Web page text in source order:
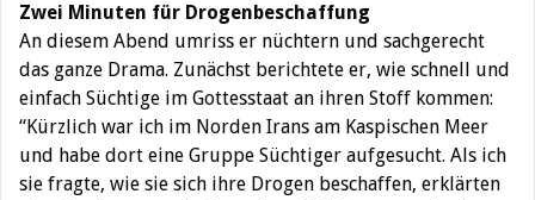
Zwei Minuten für Drogenbeschaffung
An diesem Abend umriss er nüchtern und sachgerecht
das ganze Drama. Zunächst berichtete er, wie schnell und
einfach Süchtige im Gottesstaat an ihren Stoff kommen:
“Kürzlich war ich im Norden Irans am Kaspischen Meer
und habe dort eine Gruppe Süchtiger aufgesucht. Als ich
sie fragte, wie sie sich ihre Drogen beschaffen, erklärten